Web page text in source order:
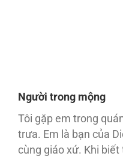
Người trong mộng
Tôi gặp em trong
trưa. Em là bạn của
cùng giáo xứ. Khi